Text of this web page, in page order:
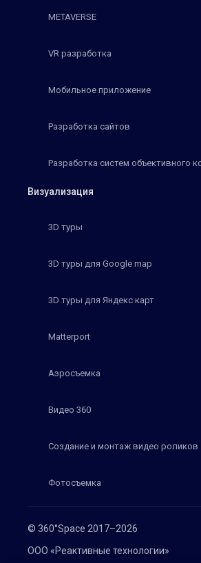
© 360°Space 2017–2026
ООО «Реактивные технологии»
METAVERSE
VR разработка
Мобильное приложение
Разработка сайтов
Разработка систем объективного
Визуализация
3D туры
3D туры для Google map
3D туры для Яндекс карт
Matterport
Аэросъемка
Видео 360
Создание и монтаж видео роликов
Фотосъемка